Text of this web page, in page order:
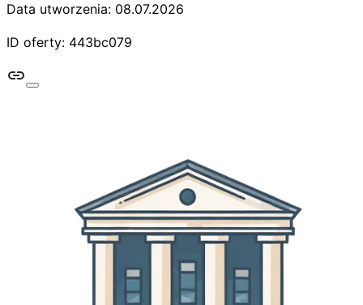
Data utworzenia: 08.07.2026
ID oferty: 443bc079